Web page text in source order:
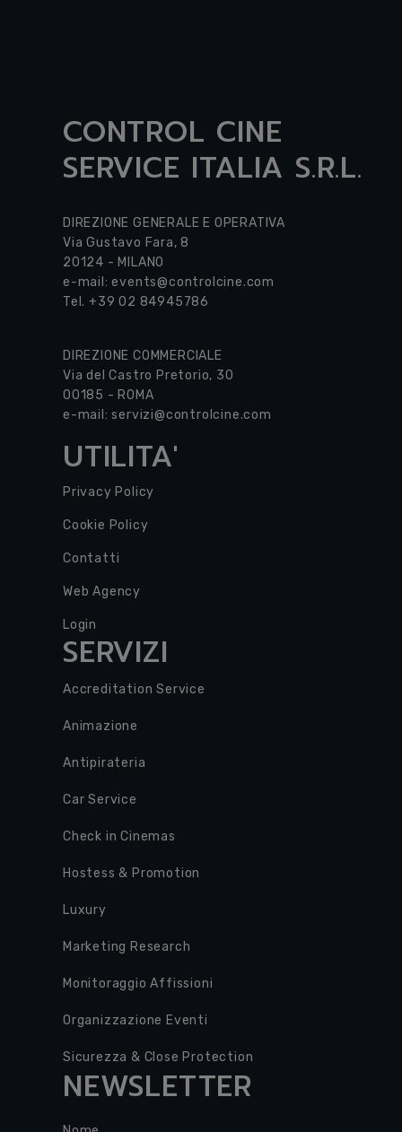
CONTROL CINE
SERVICE ITALIA S.R.L.
DIREZIONE GENERALE E OPERATIVA
Via Gustavo Fara, 8
20124 - MILANO
e-mail:events@controlcine.com
Tel. +39 02 84945786
DIREZIONE COMMERCIALE
Via del Castro Pretorio, 30
00185 - ROMA
e-mail:servizi@controlcine.com
UTILITA'
Privacy Policy
Cookie Policy
Contatti
Web Agency
Login
SERVIZI
Accreditation Service
Animazione
Antipirateria
Car Service
Check in Cinemas
Hostess & Promotion
Luxury
Marketing Research
Monitoraggio Affissioni
Organizzazione Eventi
Sicurezza & Close Protection
NEWSLETTER